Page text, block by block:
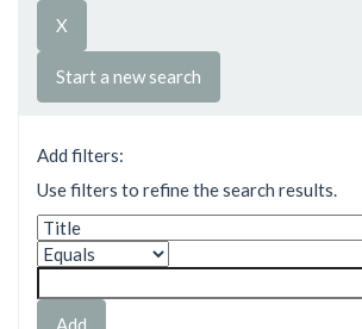
Start a new search
Add filters:
Use filters to refine the search results.